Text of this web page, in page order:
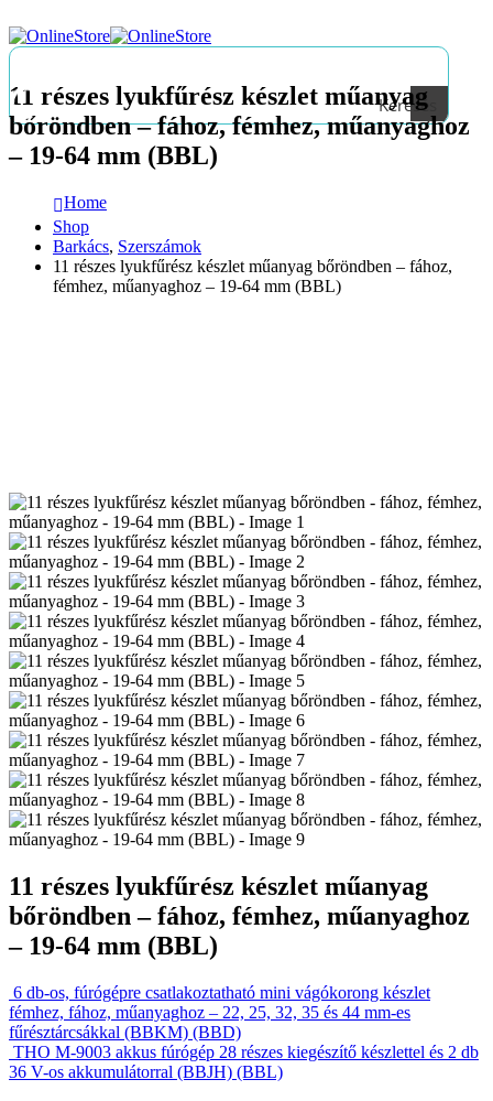
Keresés
11 részes lyukfűrész készlet műanyag
bőröndben – fához, fémhez, műanyaghoz
– 19-64 mm (BBL)
Home
Shop
Barkács, Szerszámok
11 részes lyukfűrész készlet műanyag bőröndben – fához,
fémhez, műanyaghoz – 19-64 mm (BBL)
11 részes lyukfűrész készlet műanyag
bőröndben – fához, fémhez, műanyaghoz
– 19-64 mm (BBL)
6 db-os, fúrógépre csatlakoztatható mini vágókorong készlet
fémhez, fához, műanyaghoz – 22, 25, 32, 35 és 44 mm-es
fűrésztárcsákkal (BBKM) (BBD)
THO M-9003 akkus fúrógép 28 részes kiegészítő készlettel és 2 db
36 V-os akkumulátorral (BBJH) (BBL)